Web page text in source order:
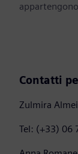
Contatti
Zulmira
Tel: (+33) 06